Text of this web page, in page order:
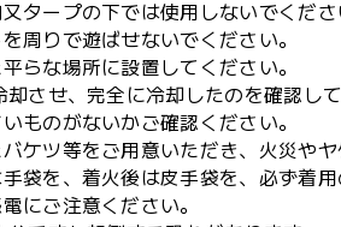
タープの下では使用しないでくださ
周りで遊ばせないでください。
らな場所に設置してください。
させ、完全に冷却したのを確認し
ものがないかご確認ください。
ケツ等をご用意いただき、火災やヤ
袋を、着火後は皮手袋を、必ず着用
にご注意ください。